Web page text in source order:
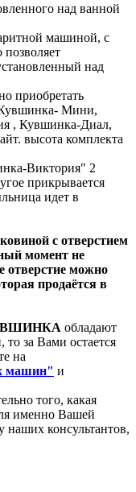
над ванной
машиной, с
над
приобретать
Кувшинка- Мини,
, Кувшинка-Диал,
высота комплекта
Виктория" 2
прикрывается
идет в
с отверстием
момент не
отверстие можно
продаётся в
обладают
за Вами остается
на
машин" и
того, какая
именно Вашей
консультантов,